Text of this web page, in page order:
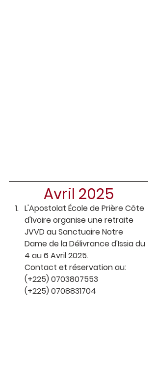
Avril 2025
L'Apostolat École de Prière Côte
d'Ivoire organise une retraite
JVVD au Sanctuaire Notre
Dame de la Délivrance d'Issia du
4 au 6 Avril 2025.
Contact et réservation au:
(+225) 0703807553
(+225) 0708831704